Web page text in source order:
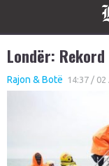
Londër:
Rajon & Botë 14:37 / 02